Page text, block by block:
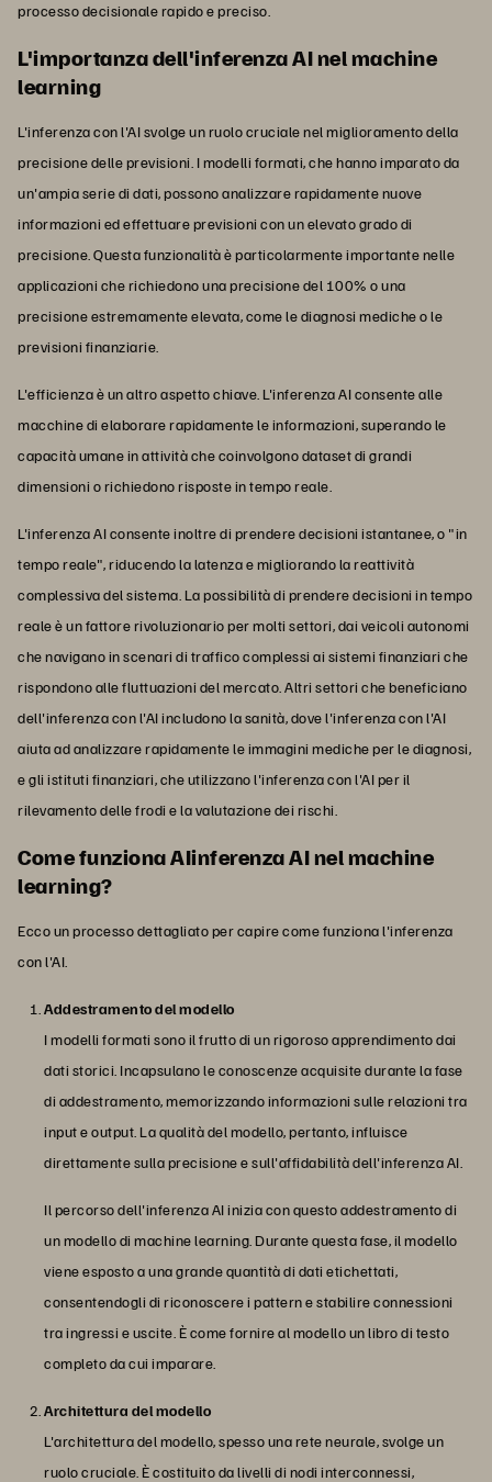
processo decisionale rapido e preciso.
L'importanza dell'inferenza AI nel machine
learning
L'inferenza con l'AI svolge un ruolo cruciale nel miglioramento della
precisione delle previsioni. I modelli formati, che hanno imparato da
un'ampia serie di dati, possono analizzare rapidamente nuove
informazioni ed effettuare previsioni con un elevato grado di
precisione. Questa funzionalità è particolarmente importante nelle
applicazioni che richiedono una precisione del 100% o una
precisione estremamente elevata, come le diagnosi mediche o le
previsioni finanziarie.
L'efficienza è un altro aspetto chiave. L'inferenza AI consente alle
macchine di elaborare rapidamente le informazioni, superando le
capacità umane in attività che coinvolgono dataset di grandi
dimensioni o richiedono risposte in tempo reale.
L'inferenza AI consente inoltre di prendere decisioni istantanee, o "in
tempo reale", riducendo la latenza e migliorando la reattività
complessiva del sistema. La possibilità di prendere decisioni in tempo
reale è un fattore rivoluzionario per molti settori, dai veicoli autonomi
che navigano in scenari di traffico complessi ai sistemi finanziari che
rispondono alle fluttuazioni del mercato. Altri settori che beneficiano
dell'inferenza con l'AI includono la sanità, dove l'inferenza con l'AI
aiuta ad analizzare rapidamente le immagini mediche per le diagnosi,
e gli istituti finanziari, che utilizzano l'inferenza con l'AI per il
rilevamento delle frodi e la valutazione dei rischi.
Come funziona AIinferenza AI nel machine
learning?
Ecco un processo dettagliato per capire come funziona l'inferenza
con l'AI.
Addestramento del modello
I modelli formati sono il frutto di un rigoroso apprendimento dai
dati storici. Incapsulano le conoscenze acquisite durante la fase
di addestramento, memorizzando informazioni sulle relazioni tra
input e output. La qualità del modello, pertanto, influisce
direttamente sulla precisione e sull'affidabilità dell'inferenza AI.
Il percorso dell'inferenza AI inizia con questo addestramento di
un modello di machine learning. Durante questa fase, il modello
viene esposto a una grande quantità di dati etichettati,
consentendogli di riconoscere i pattern e stabilire connessioni
tra ingressi e uscite. È come fornire al modello un libro di testo
completo da cui imparare.
Architettura del modello
L'architettura del modello, spesso una rete neurale, svolge un
ruolo cruciale. È costituito da livelli di nodi interconnessi,